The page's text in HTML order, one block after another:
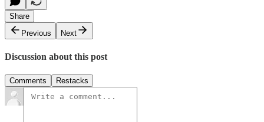
Share
Previous
Next
Discussion about this post
Comments Restacks